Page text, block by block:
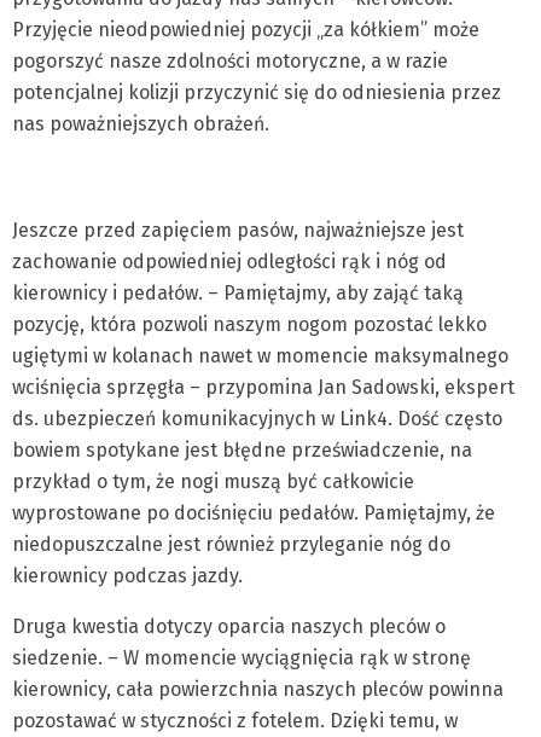
Przyjęcie nieodpowiedniej pozycji „za kółkiem” może
pogorszyć nasze zdolności motoryczne, a w razie
potencjalnej kolizji przyczynić się do odniesienia przez
nas poważniejszych obrażeń.
Jeszcze przed zapięciem pasów, najważniejsze jest
zachowanie odpowiedniej odległości rąk i nóg od
kierownicy i pedałów. – Pamiętajmy, aby zająć taką
pozycję, która pozwoli naszym nogom pozostać lekko
ugiętymi w kolanach nawet w momencie maksymalnego
wciśnięcia sprzęgła – przypomina Jan Sadowski, ekspert
ds. ubezpieczeń komunikacyjnych w Link4. Dość często
bowiem spotykane jest błędne przeświadczenie, na
przykład o tym, że nogi muszą być całkowicie
wyprostowane po dociśnięciu pedałów. Pamiętajmy, że
niedopuszczalne jest również przyleganie nóg do
kierownicy podczas jazdy.
Druga kwestia dotyczy oparcia naszych pleców o
siedzenie. – W momencie wyciągnięcia rąk w stronę
kierownicy, cała powierzchnia naszych pleców powinna
pozostawać w styczności z fotelem. Dzięki temu, w